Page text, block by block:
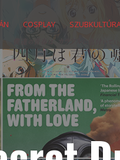
COSPLAY